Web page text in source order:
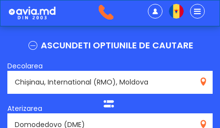
ASCUNDETI OPTIUNILE DE CAUTARE
Decolarea
Aterizarea